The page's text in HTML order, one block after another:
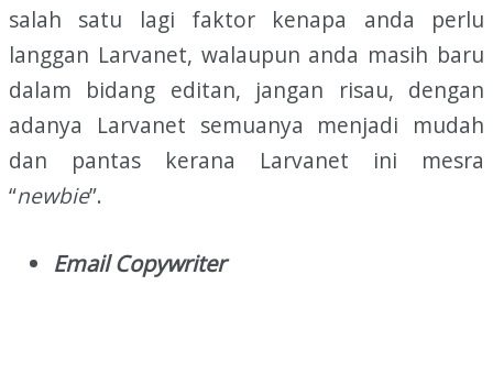
salah satu lagi faktor kenapa anda perlu
langgan Larvanet, walaupun anda masih baru
dalam bidang editan, jangan risau, dengan
adanya Larvanet semuanya menjadi mudah
dan pantas kerana Larvanet ini mesra
“newbie”.
Email Copywriter